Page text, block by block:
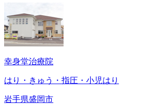
幸身堂治療院
はり・きゅう・指圧・小児はり
岩手県盛岡市